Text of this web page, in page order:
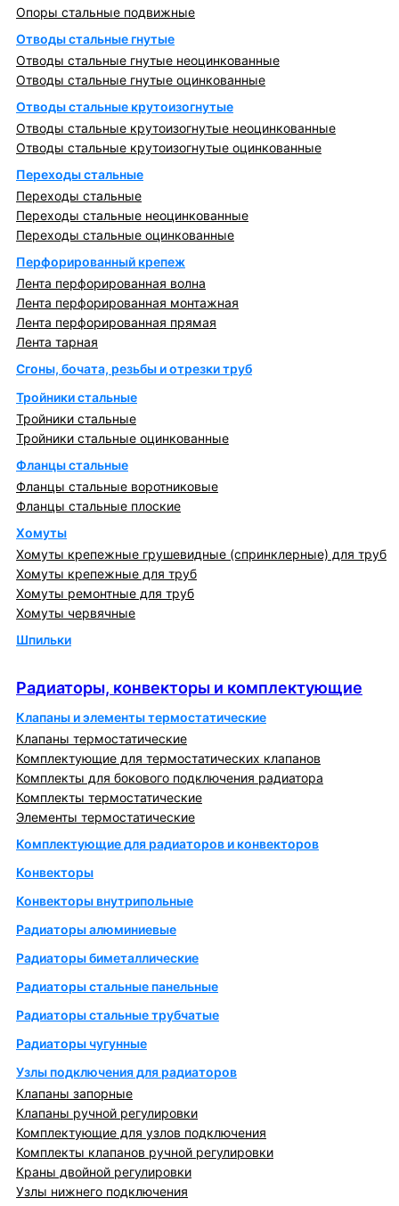
Опоры стальные подвижные
Отводы стальные гнутые
Отводы стальные гнутые неоцинкованные
Отводы стальные гнутые оцинкованные
Отводы стальные крутоизогнутые
Отводы стальные крутоизогнутые неоцинкованные
Отводы стальные крутоизогнутые оцинкованные
Переходы стальные
Переходы стальные
Переходы стальные неоцинкованные
Переходы стальные оцинкованные
Перфорированный крепеж
Лента перфорированная волна
Лента перфорированная монтажная
Лента перфорированная прямая
Лента тарная
Сгоны, бочата, резьбы и отрезки труб
Тройники стальные
Тройники стальные
Тройники стальные оцинкованные
Фланцы стальные
Фланцы стальные воротниковые
Фланцы стальные плоские
Хомуты
Хомуты крепежные грушевидные (спринклерные) для труб
Хомуты крепежные для труб
Хомуты ремонтные для труб
Хомуты червячные
Шпильки
Радиаторы, конвекторы и комплектующие
Клапаны и элементы термостатические
Клапаны термостатические
Комплектующие для термостатических клапанов
Комплекты для бокового подключения радиатора
Комплекты термостатические
Элементы термостатические
Комплектующие для радиаторов и конвекторов
Конвекторы
Конвекторы внутрипольные
Радиаторы алюминиевые
Радиаторы биметаллические
Радиаторы стальные панельные
Радиаторы стальные трубчатые
Радиаторы чугунные
Узлы подключения для радиаторов
Клапаны запорные
Клапаны ручной регулировки
Комплектующие для узлов подключения
Комплекты клапанов ручной регулировки
Краны двойной регулировки
Узлы нижнего подключения